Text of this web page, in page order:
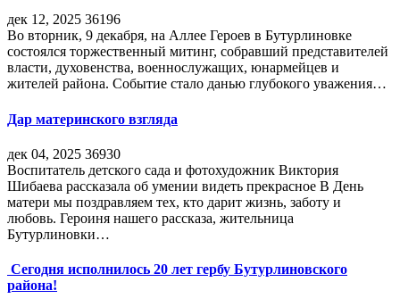
дек 12, 2025 36196
Во вторник, 9 декабря, на Аллее Героев в Бутурлиновке
состоялся торжественный митинг, собравший представителей
власти, духовенства, военнослужащих, юнармейцев и
жителей района. Событие стало данью глубокого уважения…
Дар материнского взгляда
дек 04, 2025 36930
Воспитатель детского сада и фотохудожник Виктория
Шибаева рассказала об умении видеть прекрасное В День
матери мы поздравляем тех, кто дарит жизнь, заботу и
любовь. Героиня нашего рассказа, жительница
Бутурлиновки…
Сегодня исполнилось 20 лет гербу Бутурлиновского
района!